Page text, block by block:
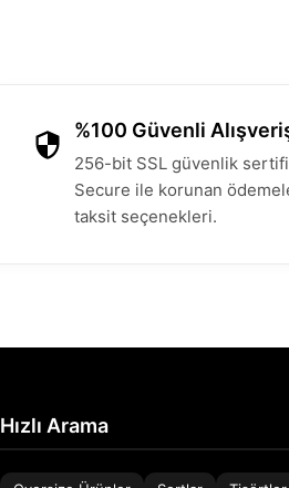
%100 Güvenli
256-bit SSL güvenlik
Secure ile korunan
taksit seçenekleri.
Hızlı Arama